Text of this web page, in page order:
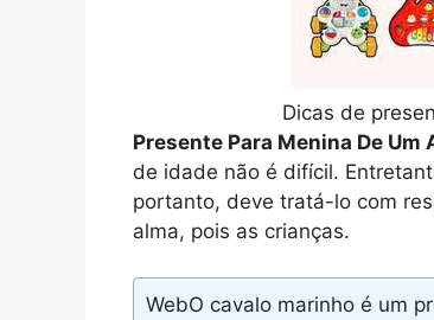
Dicas de
Presente Para Menina De Um
de idade não é difícil.
portanto, deve tratá-lo com
alma, pois as crianças.
WebO cavalo marinho é um